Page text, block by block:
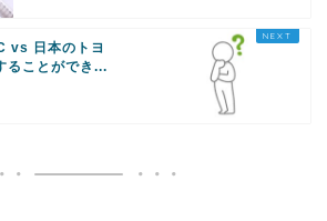
vs 日本のトヨ
ることができ...